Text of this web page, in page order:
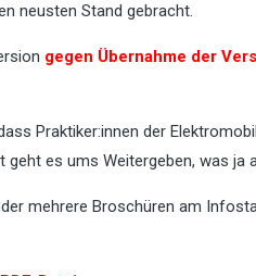
neusten Stand gebracht.
gegen Übernahme der
Praktiker:innen der
geht es ums Weitergeben, was ja
mehrere Broschüren am